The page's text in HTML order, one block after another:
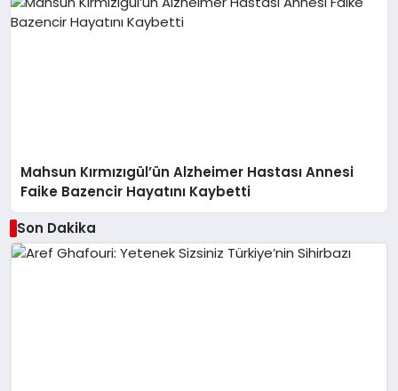
Mahsun Kırmızıgül’ün Alzheimer Hastası Annesi
Faike Bazencir Hayatını Kaybetti
Son Dakika